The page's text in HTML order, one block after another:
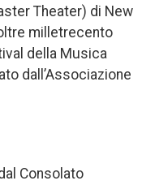
Theater) di New
milletrecento
della Musica
dall’Associazione
Consolato